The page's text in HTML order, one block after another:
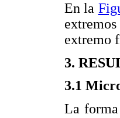
En la
extremo
3.
3.1
La forma